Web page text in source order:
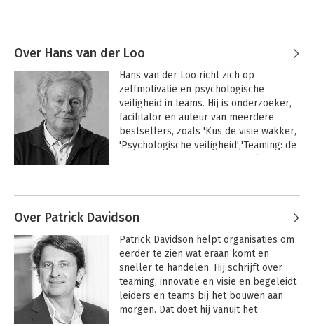
Over Hans van der Loo
Hans van der Loo richt zich op
zelfmotivatie en psychologische
veiligheid in teams. Hij is onderzoeker,
facilitator en auteur van meerdere
bestsellers, zoals 'Kus de visie wakker,
'Psychologische veiligheid','Teaming: de
Over Patrick Davidson
Patrick Davidson helpt organisaties om
eerder te zien wat eraan komt en
sneller te handelen. Hij schrijft over
teaming, innovatie en visie en begeleidt
leiders en teams bij het bouwen aan
morgen. Dat doet hij vanuit het